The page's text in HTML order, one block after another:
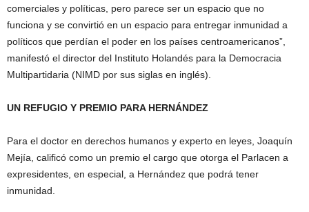
comerciales y políticas, pero parece ser un espacio que no
funciona y se convirtió en un espacio para entregar inmunidad a
políticos que perdían el poder en los países centroamericanos”,
manifestó el director del Instituto Holandés para la Democracia
Multipartidaria (NIMD por sus siglas en inglés).
UN REFUGIO Y PREMIO PARA HERNÁNDEZ
Para el doctor en derechos humanos y experto en leyes, Joaquín
Mejía, calificó como un premio el cargo que otorga el Parlacen a
expresidentes, en especial, a Hernández que podrá tener
inmunidad.